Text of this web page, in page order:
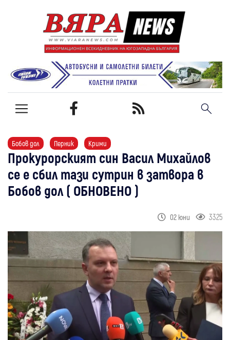
Бобов дол Перник Крими
Прокурорският син Васил Михайлов
се е сбил тази сутрин в затвора в
Бобов дол ( ОБНОВЕНО )
02 юни 3325